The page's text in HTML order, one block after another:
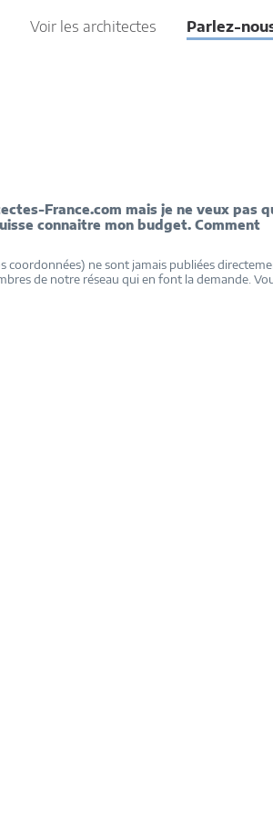
Voir les architectes Parlez-
France.com mais je ne veux pas
connaitre mon budget. Comment
ne sont jamais publiées
de notre réseau qui en font la demande.